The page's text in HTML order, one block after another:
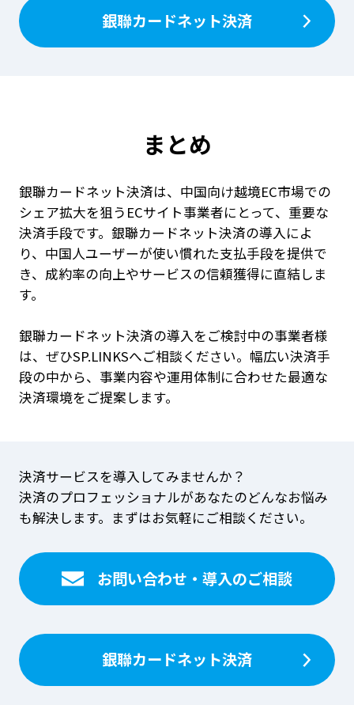
銀聯カードネット決済
まとめ
銀聯カードネット決済は、中国向け越境EC市場での
シェア拡大を狙うECサイト事業者にとって、重要な
決済手段です。銀聯カードネット決済の導入によ
り、中国人ユーザーが使い慣れた支払手段を提供で
き、成約率の向上やサービスの信頼獲得に直結しま
す。
銀聯カードネット決済の導入をご検討中の事業者様
は、ぜひSP.LINKSへご相談ください。幅広い決済手
段の中から、事業内容や運用体制に合わせた最適な
決済環境をご提案します。
決済サービスを導入してみませんか？
決済のプロフェッショナルがあなたのどんなお悩み
も解決します。まずはお気軽にご相談ください。
お問い合わせ・導入のご相談
銀聯カードネット決済